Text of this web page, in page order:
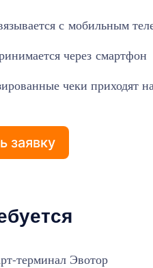
с мобильным
через смартфон
чеки приходят
заявку
терминал Эвотор